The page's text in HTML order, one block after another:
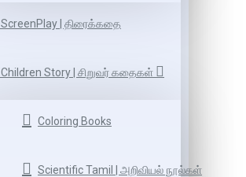
ScreenPlay | திரைக்கதை
Children Story | சிறுவர் கதைகள்
Coloring Books
Scientific Tamil | அறிவியல் நூல்கள்